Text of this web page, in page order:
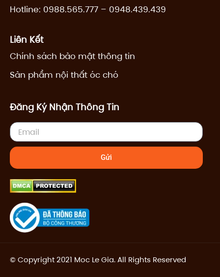
Hotline: 0988.565.777 – 0948.439.439
Liên Kết
Chính sách bảo mật thông tin
Sản phẩm nội thất óc chó
Đăng Ký Nhận Thông Tin
Email
Gửi
© Copyright 2021 Moc Le Gia. All Rights Reserved